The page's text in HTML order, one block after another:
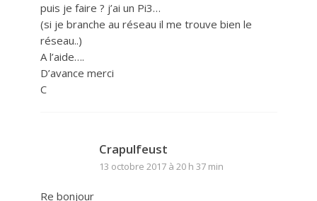
puis je faire ? j’ai un Pi3…
(si je branche au réseau il me trouve bien le
réseau..)
A l’aide….
D’avance merci
C
Crapulfeust
13 octobre 2017 à 20 h 37 min
Re bonjour